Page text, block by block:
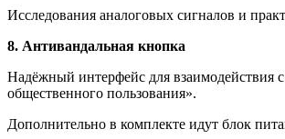
Исследования аналоговых сигналов и
8. Антивандальная кнопка
Надёжный интерфейс для взаимодействия
общественного пользования».
Дополнительно в комплекте идут блок